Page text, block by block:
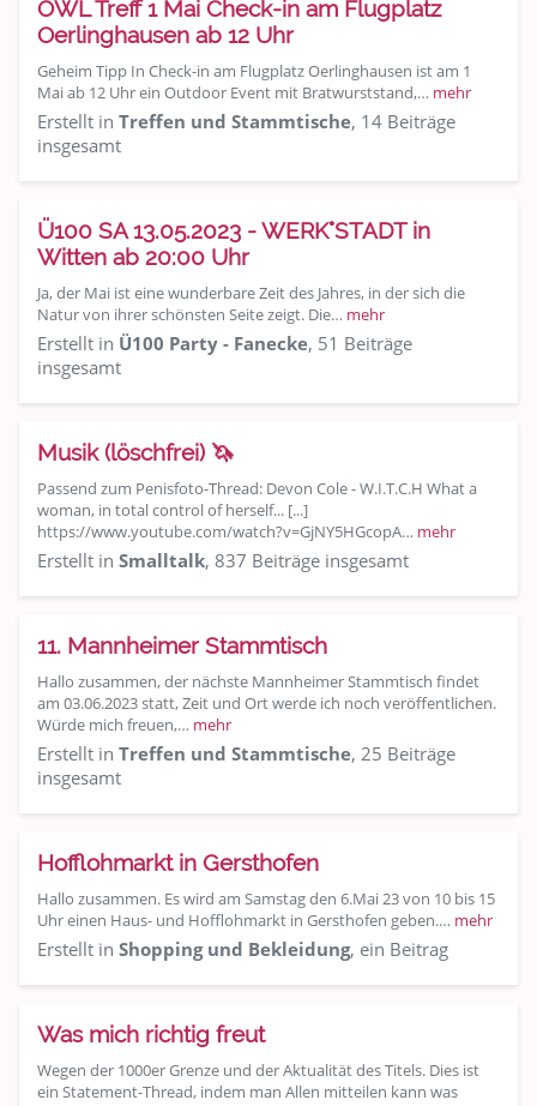
OWL Treff 1 Mai Check-in am Flugplatz
Oerlinghausen ab 12 Uhr
Geheim Tipp In Check-in am Flugplatz Oerlinghausen ist am 1
Mai ab 12 Uhr ein Outdoor Event mit Bratwurststand,… mehr
Erstellt in Treffen und Stammtische, 14 Beiträge
insgesamt
Ü100 SA 13.05.2023 - WERK°STADT in
Witten ab 20:00 Uhr
Ja, der Mai ist eine wunderbare Zeit des Jahres, in der sich die
Natur von ihrer schönsten Seite zeigt. Die… mehr
Erstellt in Ü100 Party - Fanecke, 51 Beiträge
insgesamt
Musik (löschfrei) 🦄
Passend zum Penisfoto-Thread: Devon Cole - W.I.T.C.H What a
woman, in total control of herself... [...]
https://www.youtube.com/watch?v=GjNY5HGcopA… mehr
Erstellt in Smalltalk, 837 Beiträge insgesamt
11. Mannheimer Stammtisch
Hallo zusammen, der nächste Mannheimer Stammtisch findet
am 03.06.2023 statt, Zeit und Ort werde ich noch veröffentlichen.
Würde mich freuen,… mehr
Erstellt in Treffen und Stammtische, 25 Beiträge
insgesamt
Hofflohmarkt in Gersthofen
Hallo zusammen. Es wird am Samstag den 6.Mai 23 von 10 bis 15
Uhr einen Haus- und Hofflohmarkt in Gersthofen geben.… mehr
Erstellt in Shopping und Bekleidung, ein Beitrag
Was mich richtig freut
Wegen der 1000er Grenze und der Aktualität des Titels. Dies ist
ein Statement-Thread, indem man Allen mitteilen kann was